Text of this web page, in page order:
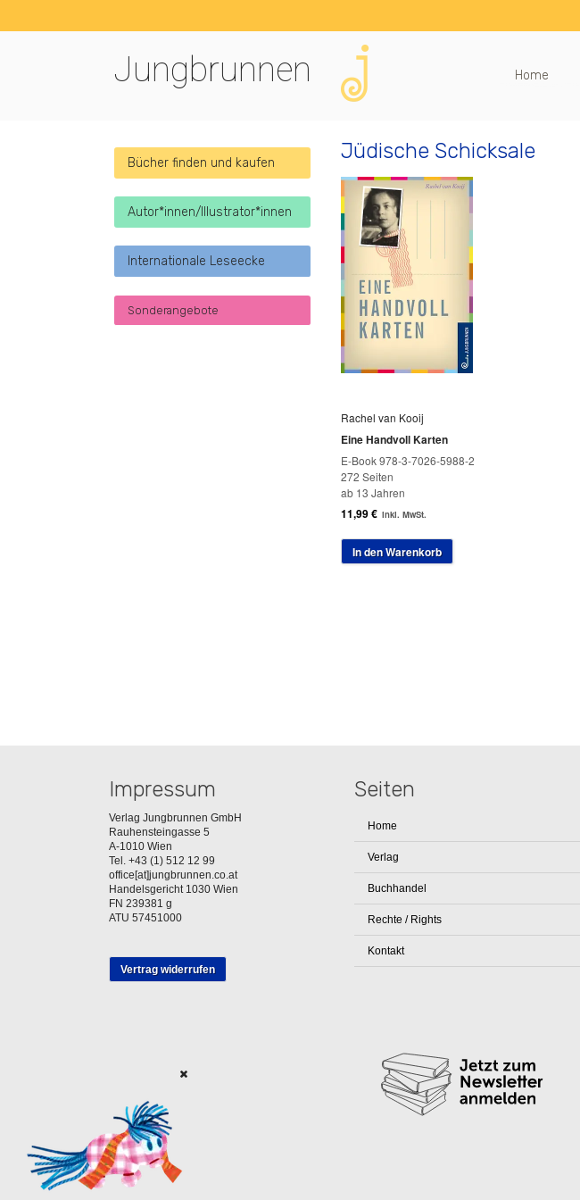
Jungbrunnen Home
Jüdische Schicksale
Rachel van Kooij
Eine Handvoll Karten
E-Book 978-3-7026-5988-2
272 Seiten
ab 13 Jahren
11,99€ inkl. MwSt.
In den Warenkorb
Bücher finden und kaufen
Autor*innen/Illustrator*innen
Internationale Leseecke
Sonderangebote
Impressum
Verlag Jungbrunnen GmbH
Rauhensteingasse 5
A-1010 Wien
Tel. +43 (1) 512 12 99
office[at]jungbrunnen.co.at
Handelsgericht 1030 Wien
FN 239381 g
ATU 57451000
Vertrag widerrufen
Seiten
Home
Verlag
Buchhandel
Rechte / Rights
Kontakt